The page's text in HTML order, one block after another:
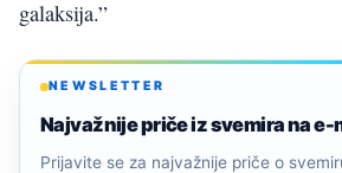
galaksija.”
NEWSLETTER
Najvažnije priče iz svemira na e-
Prijavite se za najvažnije priče o